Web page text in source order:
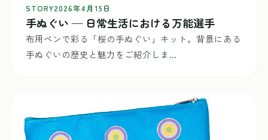
STORY2026年4月15日
手ぬぐい — 日常生活における万能選手
布用ペンで彩る「桜の手ぬぐい」キット。背景にある
手ぬぐいの歴史と魅力をご紹介しま...